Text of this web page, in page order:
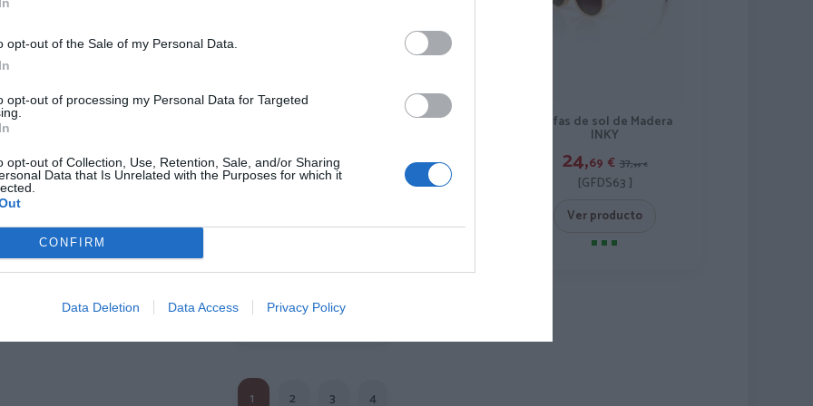
opt-out of the Sale of my Personal Data.
opt-out of processing my Personal Data for Targeted
opt-out of Collection, Use, Retention, Sale, and/or Sharing
Data that Is Unrelated with the Purposes for which it
CONFIRM
Data Deletion Data Access Privacy Policy
de Madera
TIGER
74 € 34,99 €
]
19,19 € 31,99 €
[GFJA02 ]
Gafas de sol de Madera
€ 34,99 €
[GFDS64 ]
Gafas de sol de Madera
INKY
24,69 € 37,99 €
[GFDS63 ]
Ver producto
1 2 3 4